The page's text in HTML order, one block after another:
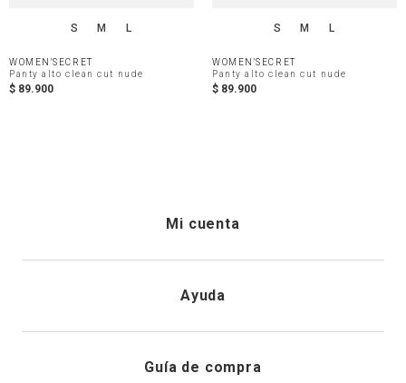
S M L
WOMEN'SECRET
Panty alto clean cut nude
$ 89.900
S M L
WOMEN'SECRET
Panty alto clean cut nude
$ 89.900
Mi cuenta
Registrarme
Ayuda
Guía de compra